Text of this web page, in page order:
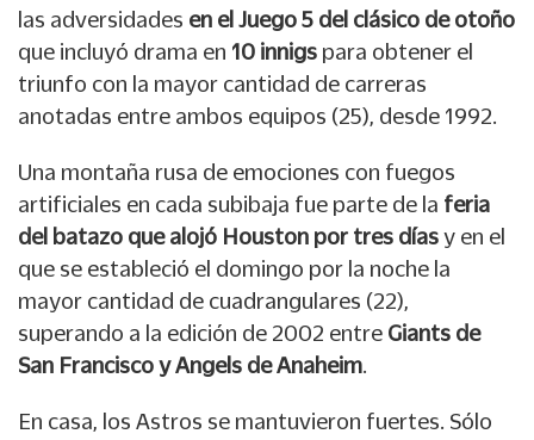
las adversidades en el Juego 5 del clásico de otoño
que incluyó drama en 10 innigs para obtener el
triunfo con la mayor cantidad de carreras
anotadas entre ambos equipos (25), desde 1992.
Una montaña rusa de emociones con fuegos
artificiales en cada subibaja fue parte de la feria
del batazo que alojó Houston por tres días y en el
que se estableció el domingo por la noche la
mayor cantidad de cuadrangulares (22),
superando a la edición de 2002 entre Giants de
San Francisco y Angels de Anaheim.
En casa, los Astros se mantuvieron fuertes. Sólo